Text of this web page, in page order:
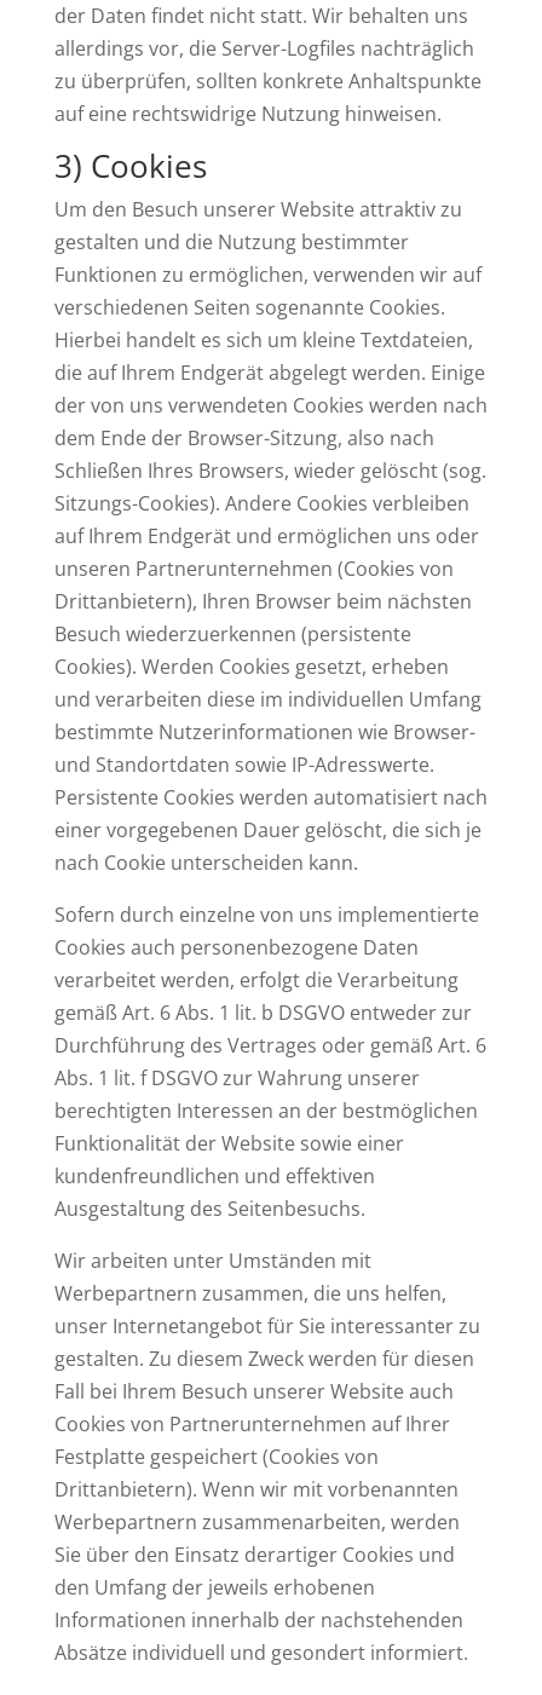
der Daten findet nicht statt. Wir behalten uns
allerdings vor, die Server-Logfiles nachträglich
zu überprüfen, sollten konkrete Anhaltspunkte
auf eine rechtswidrige Nutzung hinweisen.
3) Cookies
Um den Besuch unserer Website attraktiv zu
gestalten und die Nutzung bestimmter
Funktionen zu ermöglichen, verwenden wir auf
verschiedenen Seiten sogenannte Cookies.
Hierbei handelt es sich um kleine Textdateien,
die auf Ihrem Endgerät abgelegt werden. Einige
der von uns verwendeten Cookies werden nach
dem Ende der Browser-Sitzung, also nach
Schließen Ihres Browsers, wieder gelöscht (sog.
Sitzungs-Cookies). Andere Cookies verbleiben
auf Ihrem Endgerät und ermöglichen uns oder
unseren Partnerunternehmen (Cookies von
Drittanbietern), Ihren Browser beim nächsten
Besuch wiederzuerkennen (persistente
Cookies). Werden Cookies gesetzt, erheben
und verarbeiten diese im individuellen Umfang
bestimmte Nutzerinformationen wie Browser-
und Standortdaten sowie IP-Adresswerte.
Persistente Cookies werden automatisiert nach
einer vorgegebenen Dauer gelöscht, die sich je
nach Cookie unterscheiden kann.
Sofern durch einzelne von uns implementierte
Cookies auch personenbezogene Daten
verarbeitet werden, erfolgt die Verarbeitung
gemäß Art. 6 Abs. 1 lit. b DSGVO entweder zur
Durchführung des Vertrages oder gemäß Art. 6
Abs. 1 lit. f DSGVO zur Wahrung unserer
berechtigten Interessen an der bestmöglichen
Funktionalität der Website sowie einer
kundenfreundlichen und effektiven
Ausgestaltung des Seitenbesuchs.
Wir arbeiten unter Umständen mit
Werbepartnern zusammen, die uns helfen,
unser Internetangebot für Sie interessanter zu
gestalten. Zu diesem Zweck werden für diesen
Fall bei Ihrem Besuch unserer Website auch
Cookies von Partnerunternehmen auf Ihrer
Festplatte gespeichert (Cookies von
Drittanbietern). Wenn wir mit vorbenannten
Werbepartnern zusammenarbeiten, werden
Sie über den Einsatz derartiger Cookies und
den Umfang der jeweils erhobenen
Informationen innerhalb der nachstehenden
Absätze individuell und gesondert informiert.